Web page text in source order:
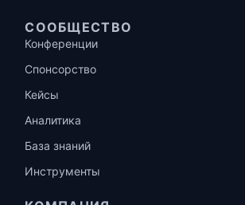
СООБЩЕСТВО
Конференции
Спонсорство
Кейсы
Аналитика
База знаний
Инструменты